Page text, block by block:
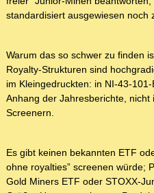
standardisiert ausgewiesen noch
Warum das so schwer zu finden
Royalty‑Strukturen sind
im Kleingedruckten: in
Anhang der Jahresberichte,
Screenern.
Es gibt keinen bekannten ETF
ohne royalties” screenen würde;
Gold Miners ETF oder